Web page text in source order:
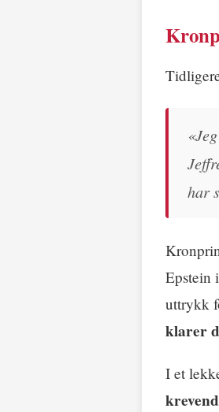
har
Epstein
uttrykk
klarer
I et